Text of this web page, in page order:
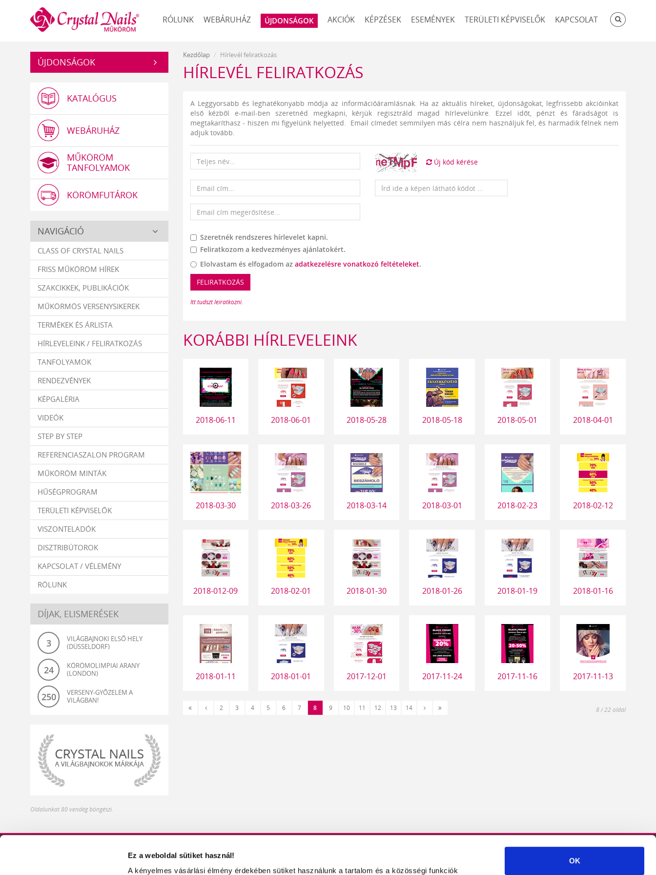
Ez a weboldal sütiket használ!
A kényelmes vásárlási élmény érdekében sütiket használunk a tartalom és a közösségi funkciók
OK
Műköröm RÓLUNK WEBÁRUHÁZ ÚJDONSÁGOK AKCIÓK KÉPZÉSEK ESEMÉNYEK TERÜLETI KÉPVISELŐK KAPCSOLAT
ÚJDONSÁGOK
KATALÓGUS
WEBÁRUHÁZ
MŰKÖRÖM
TANFOLYAMOK
KÖRÖMFUTÁROK
Crystal
Nails
NAVIGÁCIÓ
CLASS OF CRYSTAL NAILS
FRISS MŰKÖRÖM HÍREK
SZAKCIKKEK, PUBLIKÁCIÓK
MŰKÖRMÖS VERSENYSIKEREK
TERMÉKEK ÉS ÁRLISTA
HÍRLEVELEINK / FELIRATKOZÁS
TANFOLYAMOK
RENDEZVÉNYEK
KÉPGALÉRIA
VIDEÓK
STEP BY STEP
REFERENCIASZALON PROGRAM
MŰKÖRÖM MINTÁK
HŰSÉGPROGRAM
TERÜLETI KÉPVISELŐK
VISZONTELADÓK
DISZTRIBÚTOROK
KAPCSOLAT / VÉLEMÉNY
RÓLUNK
DÍJAK, ELISMERÉSEK
3
VILÁGBAJNOKI ELSŐ HELY
(DÜSSELDORF)
24
KÖRÖMOLIMPIAI ARANY
(LONDON)
250
VERSENY-GYŐZELEM A
VILÁGBAN!
és
műköröm
Oldalunkat 80 vendég böngészi.
Kezdőlap Hírlevél feliratkozás
HÍRLEVÉL FELIRATKOZÁS
A Leggyorsabb és leghatékonyabb módja az információáramlásnak. Ha az aktuális híreket, újdonságokat, legfrissebb akcióinkat
első kézből e-mail-ben szeretnéd megkapni, kérjük regisztráld magad hírlevelünkre. Ezzel időt, pénzt és fáradságot is
megtakaríthasz - hiszen mi figyelünk helyetted. Email címedet semmilyen más célra nem használjuk fel, és harmadik félnek nem
adjuk tovább.
Új kód kérése
Szeretnék rendszeres hírlevelet kapni.
Feliratkozom a kedvezményes ajánlatokért.
Elolvastam és elfogadom az adatkezelésre vonatkozó feltételeket.
FELIRATKOZÁS
Itt tudszt leiratkozni.
KORÁBBI HÍRLEVELEINK
2018-06-11 2018-06-01 2018-05-28 2018-05-18 2018-05-01 2018-04-01
2018-03-30 2018-03-26 2018-03-14 2018-03-01 2018-02-23 2018-02-12
2018-012-09 2018-02-01 2018-01-30 2018-01-26 2018-01-19 2018-01-16
2018-01-11 2018-01-01 2017-12-01 2017-11-24 2017-11-16 2017-11-13
«
‹
2 3 4 5 6 7 8 9 10 11 12 13 14
KövetkezőUtolsó
8 / 22 oldal
ÍZELÍTŐ TERMÉKEINKBŐL
Crystal